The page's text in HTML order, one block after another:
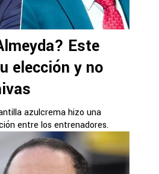
Este
elección y no
azulcrema hizo una
entre los entrenadores.